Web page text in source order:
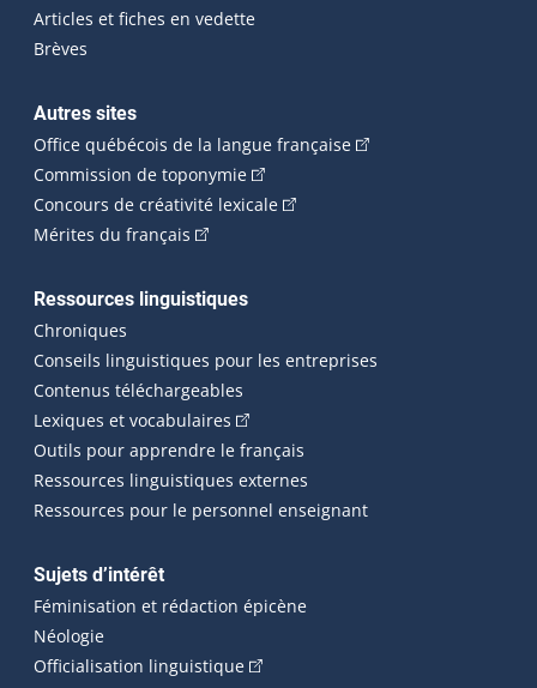
Articles et fiches en vedette
Brèves
Autres sites
Office québécois de la langue française(Cet hyperlien
Commission de toponymie(Cet hyperlien externe s'ouvrira
Concours de créativité lexicale(Cet hyperlien externe
Mérites du français (Cet hyperlien externe s'ouvrira dans une
Ressources linguistiques
Chroniques
Conseils linguistiques pour les entreprises
Contenus téléchargeables
Lexiques et vocabulaires (Cet hyperlien externe s'ouvrira
Outils pour apprendre le français
Ressources linguistiques externes
Ressources pour le personnel enseignant
Sujets d’intérêt
Féminisation et rédaction épicène
Néologie
Officialisation linguistique(Cet hyperlien externe s'ouvrira